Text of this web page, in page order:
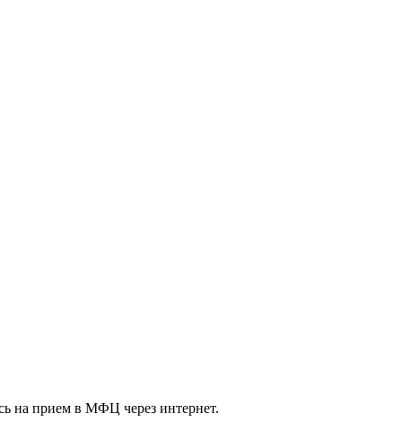
на прием в МФЦ через интернет.